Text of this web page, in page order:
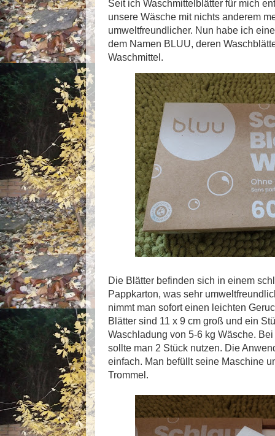
Seit ich Waschmittelblätter für mich
unsere Wäsche mit nichts anderem
umweltfreundlicher. Nun habe ich
dem Namen BLUU, deren
Waschmittel.
Die Blätter befinden sich in einem
Pappkarton, was sehr
nimmt man sofort einen leichten
Blätter sind 11 x 9 cm groß und ein
Waschladung von 5-6 kg Wäsche.
sollte man 2 Stück nutzen. Die
einfach. Man befüllt seine Maschine
Trommel.